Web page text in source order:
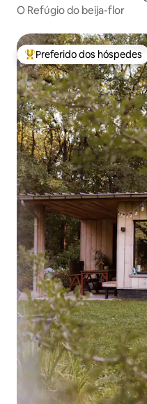
O Refúgio do beija-flor
Entre os melhores
Preferido dos hóspedes